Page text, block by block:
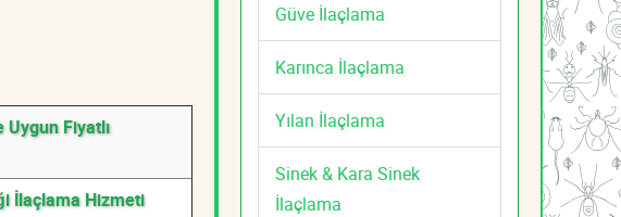
Fiyatlı
İlaçlama Hizmeti
Güve İlaçlama
Karınca İlaçlama
Yılan İlaçlama
Sinek & Kara Sinek
İlaçlama